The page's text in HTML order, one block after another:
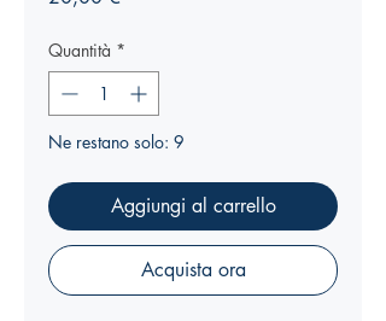
Quantità *
Ne restano solo: 9
Aggiungi al carrello
Acquista ora